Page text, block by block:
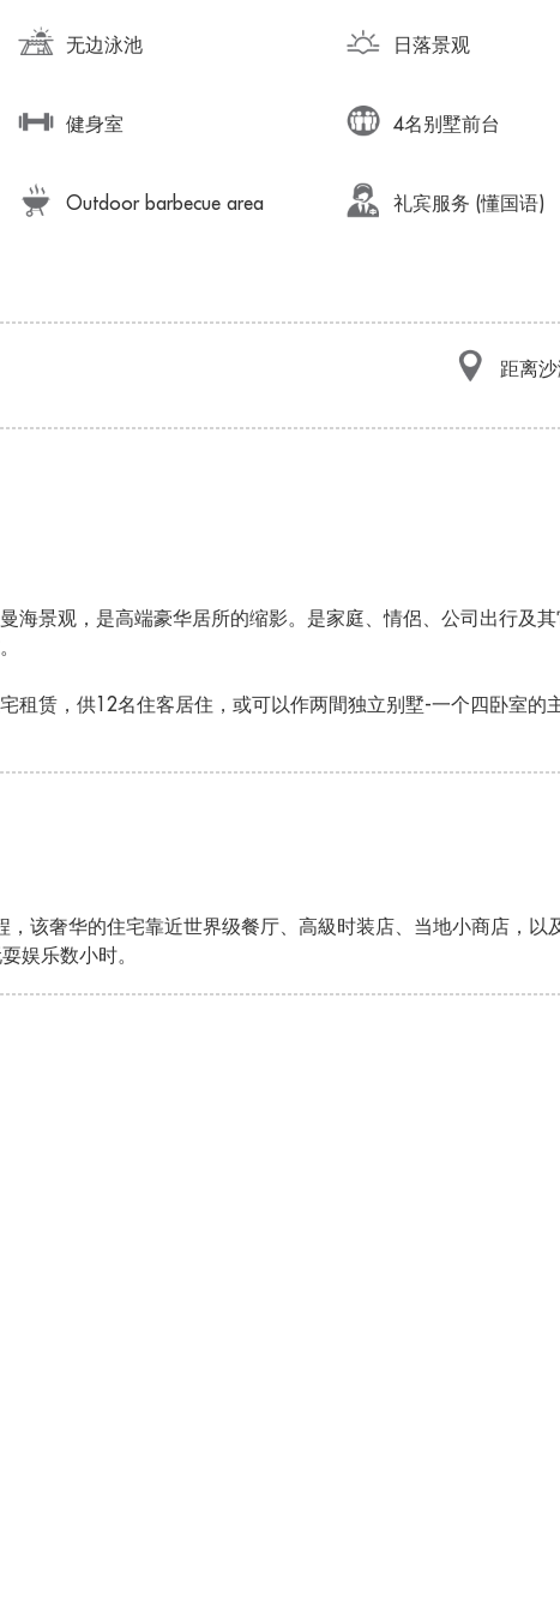
无边泳池 日落景观
健身室 4名别墅前台
Outdoor barbecue area 礼宾服务 (懂国语)
距离
景观，是高端豪华居所的缩影。是家庭、情侶、公司出行及
赁，供12名住客居住，或可以作两間独立别墅-一个四卧室的
该奢华的住宅靠近世界级餐厅、高級时装店、当地小商店，以
娱乐数小时。